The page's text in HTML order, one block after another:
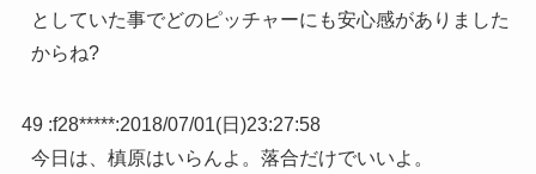
としていた事でどのピッチャーにも安心感がありました
からね?
49 :f28*****:2018/07/01(日)23:27:58
今日は、槙原はいらんよ。落合だけでいいよ。